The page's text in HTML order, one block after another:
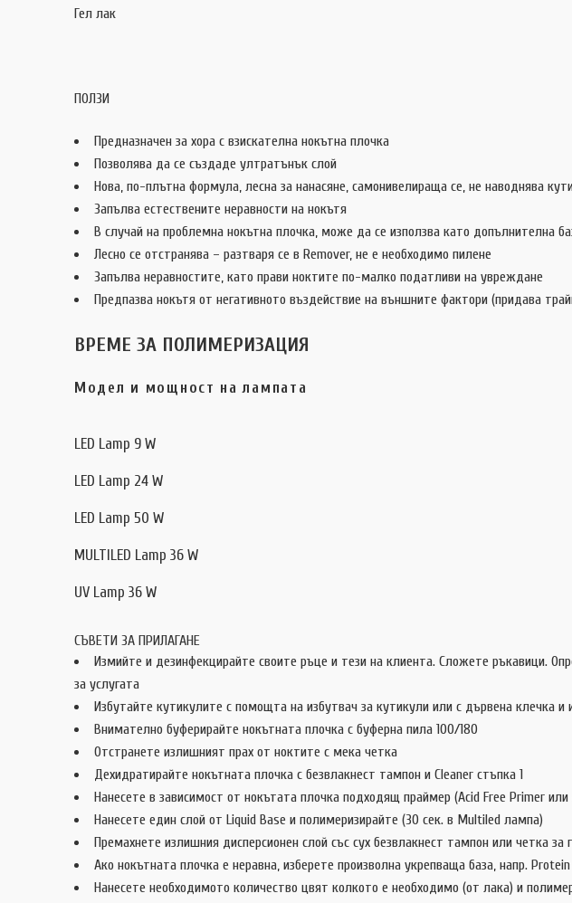
Гел лак
ПОЛЗИ
Предназначен за хора с взискателна нокътна плочка
Позволява да се създаде ултратънък слой
Нова, по-плътна формула, лесна за нанасяне, самонивелираща се, не наводнява
Запълва естествените неравности на нокътя
В случай на проблемна нокътна плочка, може да се използва като допълнителна
Лесно се отстранява – разтваря се в Remover, не е необходимо пилене
Запълва неравностите, като прави ноктите по-малко податливи на увреждане
Предпазва нокътя от негативното въздействие на външните фактори (придава
ВРЕМЕ ЗА ПОЛИМЕРИЗАЦИЯ
Модел и мощност на лампата
LED Lamp 9 W
LED Lamp 24 W
LED Lamp 50 W
MULTILED Lamp 36 W
UV Lamp 36 W
СЪВЕТИ ЗА ПРИЛАГАНЕ
Измийте и дезинфекцирайте своите ръце и тези на клиента. Сложете ръкавици.
за услугата
Избутайте кутикулите с помощта на избутвач за кутикули или с дървена клечка и
Внимателно буферирайте нокътната плочка с буферна пила 100/180
Отстранете излишният прах от ноктите с мека четка
Дехидратирайте нокътната плочка с безвлакнест тампон и Cleaner стъпка 1
Нанесете в зависимост от нокътата плочка подходящ праймер (Acid Free Primer или
Нанесете един слой от Liquid Base и полимеризирайте (30 сек. в Multiled лампа)
Премахнете излишния дисперсионен слой със сух безвлакнест тампон или четка за
Ако нокътната плочка е неравна, изберете произволна укрепваща база, напр.
Нанесете необходимото количество цвят колкото е необходимо (от лака) и